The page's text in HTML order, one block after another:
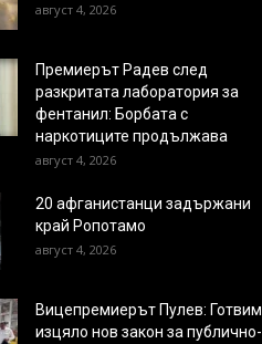
август 4, 2026
Премиерът Радев след
разкритата лаборатория за
фентанил: Борбата с
наркотиците продължава
август 4, 2026
20 афганистанци задържани
край Ропотамо
август 4, 2026
Вицепремиерът Пулев: Готвим
изцяло нов закон за публично-